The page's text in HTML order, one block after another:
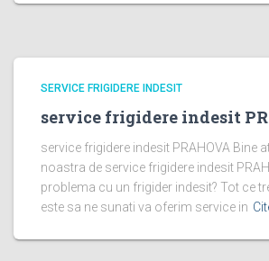
SERVICE FRIGIDERE INDESIT
service frigidere indesit
service frigidere indesit PRAHOVA Bine
noastra de service frigidere indesit
problema cu un frigider indesit? Tot ce
este sa ne sunati va oferim service in